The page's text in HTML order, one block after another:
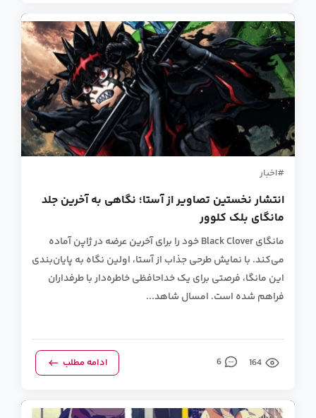
اخبار
انتشار نخستین تصاویر از آستا؛ نگاهی به آخرین جلد
مانگای بلک کلوور
مانگای Black Clover خود را برای آخرین عرضه در ژاپن آماده
می‌کند. با نمایش طرحی جذاب از آستا، اولین نگاه به پایان‌بندی
این مانگا، فرصتی برای یک خداحافظی خاطره‌دار با طرفداران
فراهم شده است. امسال شاهد...
164
6 ادامه مطلب